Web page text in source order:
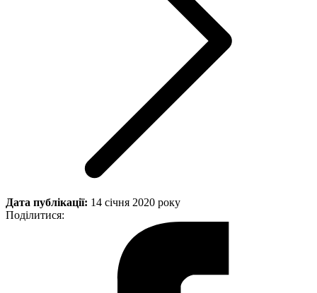
Дата публікації: 14 січня 2020 року
Поділитися: